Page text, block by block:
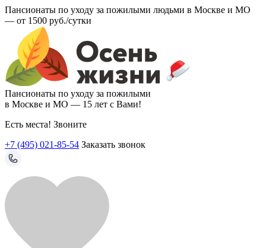
Пансионаты по уходу за пожилыми людьми в Москве и МО
— от 1500 руб./сутки
Пансионаты по уходу за пожилыми
в Москве и МО — 15 лет с Вами!
Есть места! Звоните
+7 (495) 021-85-54 Заказать звонок